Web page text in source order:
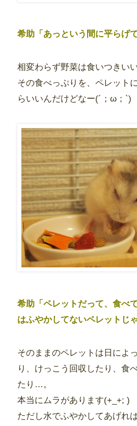
希助「あっという間に平らげ
相変わらず野菜は食いつきい
その食べっぷりを、ペレット
らいいんだけどなー(´；ω；`)
希助「ペレットだって、食べ
はふやかしてないペレットじ
そのままのペレットは日によ
り、けっこう回収したり、食
たり…。
本当にムラがあります(+_+; )
ただし水でふやかしてあげれ